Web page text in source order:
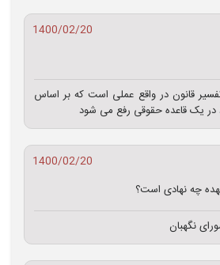
1400/02/20
قانون در واقع عملی است که بر اساس
در یک قاعده حقوقی رفع می شود
1400/02/20
چه نهادی است؟